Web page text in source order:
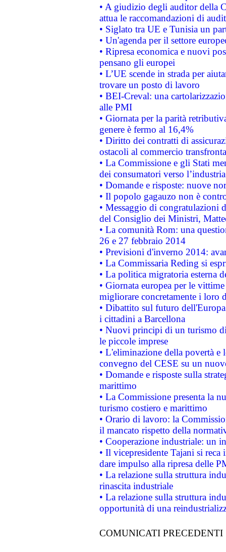
• A giudizio degli auditor della
attua le raccomandazioni di
• Siglato tra UE e Tunisia un
• Un'agenda per il settore
• Ripresa economica e nuovi
pensano gli europei
• L’UE scende in strada per
trovare un posto di lavoro
• BEI-Creval: una
alle PMI
• Giornata per la parità
genere è fermo al 16,4%
• Diritto dei contratti di
ostacoli al commercio
• La Commissione e gli Stati
dei consumatori verso
• Domande e risposte: nuove
• Il popolo gagauzo non è
• Messaggio di congratulazioni
del Consiglio dei Ministri,
• La comunità Rom: una
26 e 27 febbraio 2014
• Previsioni d'inverno 2014:
• La Commissaria Reding si
• La politica migratoria esterna
• Giornata europea per le
migliorare concretamente i loro
• Dibattito sul futuro
i cittadini a Barcellona
• Nuovi principi di un turismo
le piccole imprese
• L'eliminazione della povertà
convegno del CESE su un
• Domande e risposte sulla
marittimo
• La Commissione presenta la
turismo costiero e marittimo
• Orario di lavoro: la
il mancato rispetto della
• Cooperazione industriale: un
• Il vicepresidente Tajani si
dare impulso alla ripresa delle
• La relazione sulla struttura
rinascita industriale
• La relazione sulla struttura
opportunità di una
COMUNICATI PRECEDENTI